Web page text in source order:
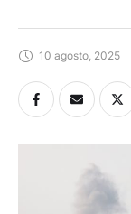
10 agosto, 2025